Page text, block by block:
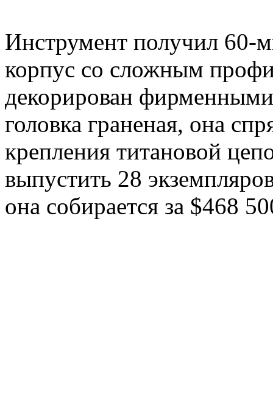
Инструмент получил 60-
корпус со сложным
декорирован
головка граненая, она
крепления титановой
выпустить 28
она собирается за $468